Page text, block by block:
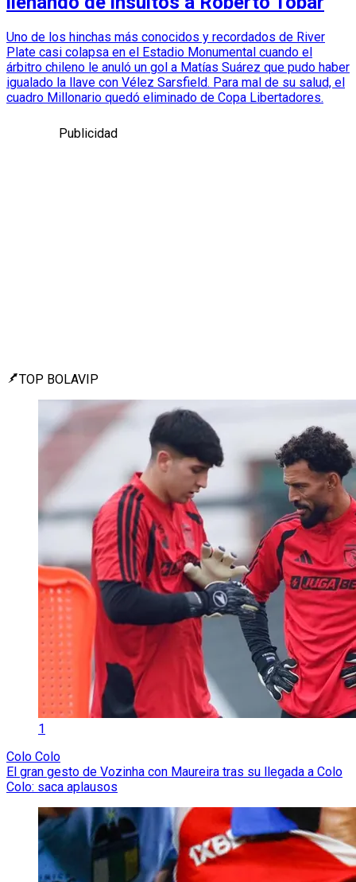
Uno de los hinchas más conocidos y recordados de River
Plate casi colapsa en el Estadio Monumental cuando el
árbitro chileno le anuló un gol a Matías Suárez que pudo haber
igualado la llave con Vélez Sarsfield. Para mal de su salud, el
cuadro Millonario quedó eliminado de Copa Libertadores.
Publicidad
TOP BOLAVIP
1
Colo Colo
El gran gesto de Vozinha con Maureira tras su llegada a Colo
Colo: saca aplausos